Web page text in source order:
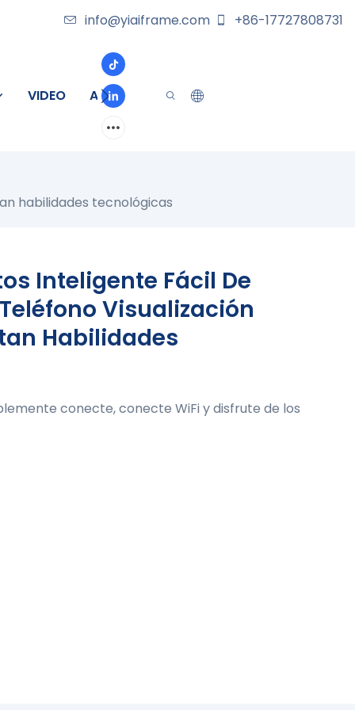
info@yiaiframe.com +86-17727808731
VIDEO ACERCA DE CONTACTO
habilidades tecnológicas
Inteligente Fácil De
Visualización
Habilidades
conecte, conecte WiFi y disfrute de los